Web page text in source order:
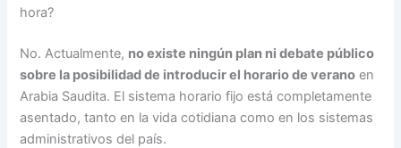
hora?
No. Actualmente, no existe ningún plan ni debate público
sobre la posibilidad de introducir el horario de verano en
Arabia Saudita. El sistema horario fijo está completamente
asentado, tanto en la vida cotidiana como en los sistemas
administrativos del país.